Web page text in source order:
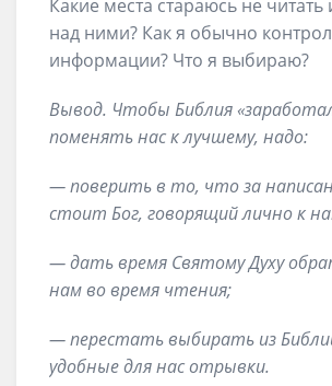
Какие места стараюсь не читать
над ними? Как я обычно
информации? Что я выбираю?
Вывод. Чтобы Библия
поменять нас к лучшему, надо:
— поверить в то, что за
стоит Бог, говорящий лично к
— дать время Святому Духу
нам во время чтения;
— перестать выбирать из
удобные для нас отрывки.